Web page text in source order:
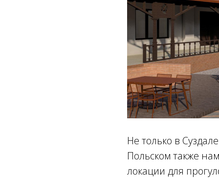
Не только в
Польском также
локации для